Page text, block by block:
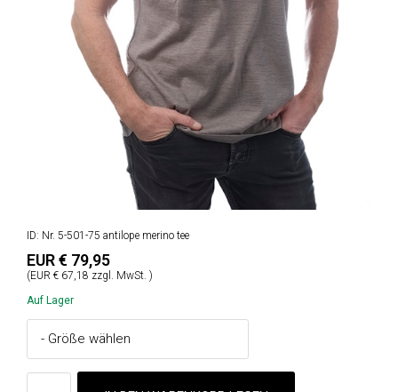
ID: Nr. 5-501-75 antilope merino tee
EUR € 79,95
(EUR € 67,18 zzgl. MwSt. )
Auf Lager